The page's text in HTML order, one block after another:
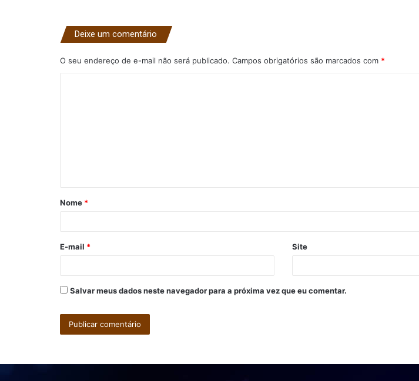
Deixe um comentário
O seu endereço de e-mail não será publicado. Campos obrigatórios são marcados com *
á
r
*
Nome *
E-mail * Site
Salvar meus dados neste navegador para a próxima vez que eu comentar.